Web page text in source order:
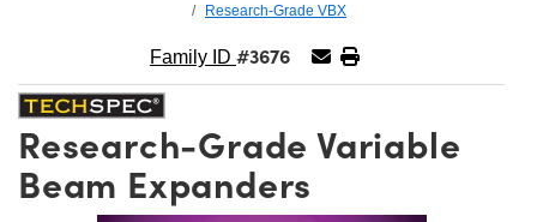
Lenses
Research-Grade VBX
Family ID #3676
Research-Grade Variable
Beam Expanders